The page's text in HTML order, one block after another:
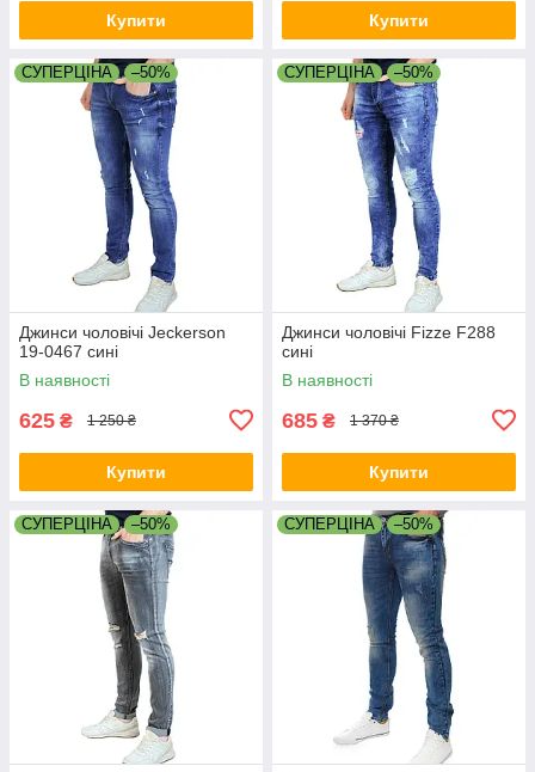
Купити Купити
СУПЕРЦІНА –50%
Джинси чоловічі Jeckerson
19-0467 сині
В наявності
625 ₴ 1 250 ₴
Купити
СУПЕРЦІНА –50%
Джинси чоловічі Fizze F288
сині
В наявності
685 ₴ 1 370 ₴
Купити
СУПЕРЦІНА –50% СУПЕРЦІНА –50%